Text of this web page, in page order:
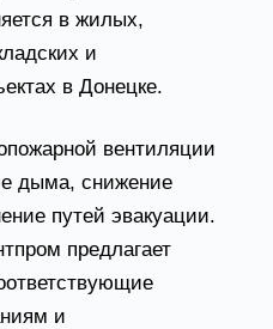
в жилых,
и
в Донецке.
вентиляции
дыма, снижение
путей эвакуации.
предлагает
и